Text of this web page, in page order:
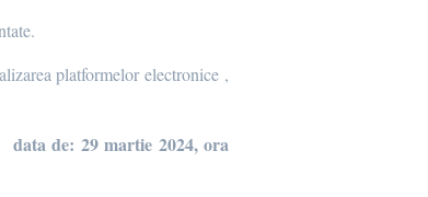
platformelor electronice ,
data de: 29 martie 2024, ora